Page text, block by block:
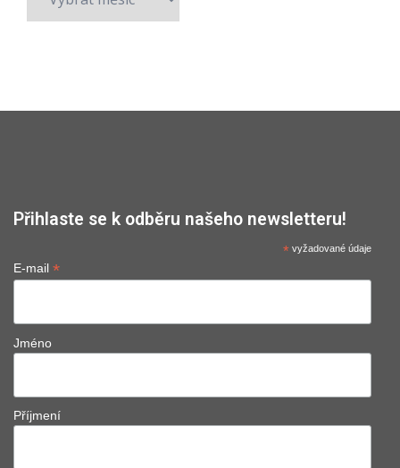
Přihlaste se k odběru našeho newsletteru!
* vyžadované údaje
E-mail *
Jméno
Příjmení